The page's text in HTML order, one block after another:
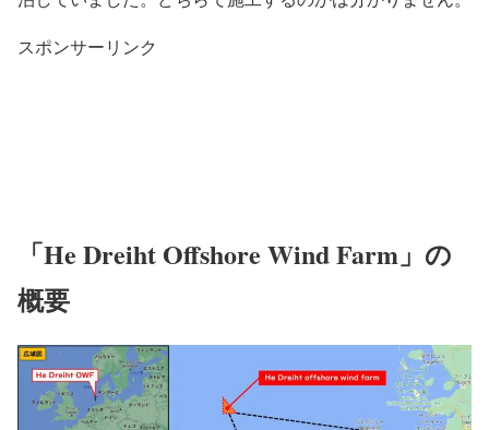
スポンサーリンク
「He Dreiht Offshore Wind Farm」の
概要